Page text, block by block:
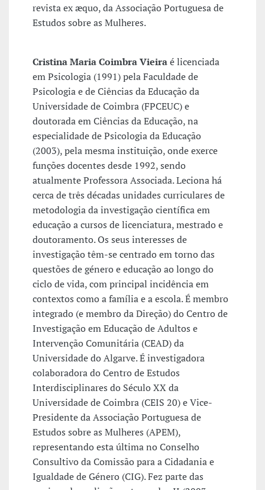
revista ex æquo, da Associação Portuguesa de
Estudos sobre as Mulheres.
Cristina Maria Coimbra Vieiraé licenciada
em Psicologia (1991) pela Faculdade de
Psicologia e de Ciências da Educação da
Universidade de Coimbra (FPCEUC) e
doutorada em Ciências da Educação, na
especialidade de Psicologia da Educação
(2003), pela mesma instituição, onde exerce
funções docentes desde 1992, sendo
atualmente Professora Associada. Leciona há
cerca de três décadas unidades curriculares de
metodologia da investigação científica em
educação a cursos de licenciatura, mestrado e
doutoramento. Os seus interesses de
investigação têm-se centrado em torno das
questões de género e educação ao longo do
ciclo de vida, com principal incidência em
contextos como a família e a escola. É membro
integrado (e membro da Direção) do Centro de
Investigação em Educação de Adultos e
Intervenção Comunitária (CEAD) da
Universidade do Algarve. É investigadora
colaboradora do Centro de Estudos
Interdisciplinares do Século XX da
Universidade de Coimbra (CEIS 20) e Vice-
Presidente da Associação Portuguesa de
Estudos sobre as Mulheres (APEM),
representando esta última no Conselho
Consultivo da Comissão para a Cidadania e
Igualdade de Género (CIG). Fez parte das